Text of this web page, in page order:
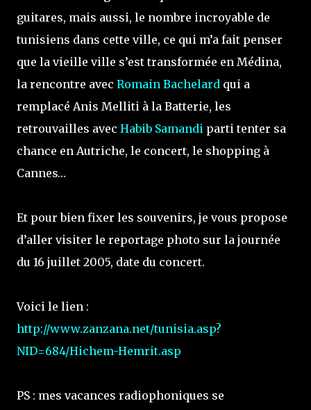
guitares, mais aussi, le nombre incroyable de
tunisiens dans cette ville, ce qui m’a fait penser
que la vieille ville s’est transformée en Médina,
la rencontre avec Romain Bachelard qui a
remplacé Anis Melliti à la Batterie, les
retrouvailles avec Habib Samandi parti tenter sa
chance en Autriche, le concert, le shopping à
Cannes…
Et pour bien fixer les souvenirs, je vous propose
d’aller visiter le reportage photo sur la journée
du 16 juillet 2005, date du concert.
Voici le lien :
http://www.zanzana.net/tunisia.asp?
NID=684/Hichem-Hemrit.asp
PS : mes vacances radiophoniques se